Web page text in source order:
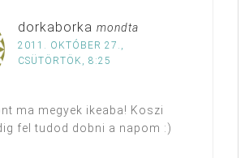
dorkaborka mondta
2011. OKTÓBER 27.,
CSÜTÖRTÖK, 8:25
ma megyek ikeaba! Koszi
fel tudod dobni a napom :)